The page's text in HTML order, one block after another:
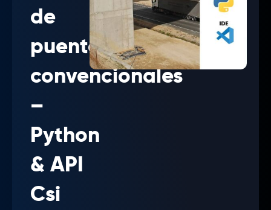
de
puentes
convencionales
–
Python
& API
Csi